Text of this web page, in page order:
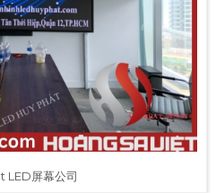
LED屏幕公司